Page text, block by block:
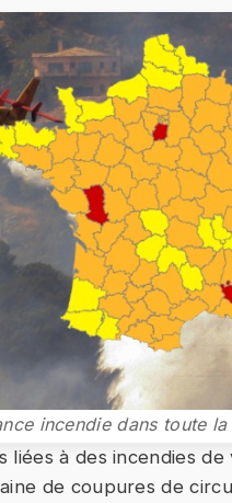
incendie dans toute
liées à des incendies
de coupures de